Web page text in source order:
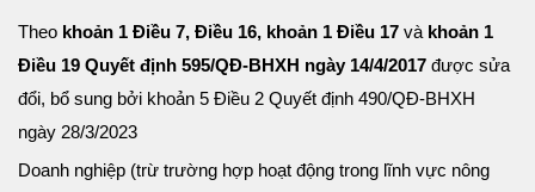
Theo khoản 1 Điều 7, Điều 16, khoản 1 Điều 17 và khoản 1
Điều 19 Quyết định 595/QĐ-BHXH ngày 14/4/2017 được sửa
đổi, bổ sung bởi khoản 5 Điều 2 Quyết định 490/QĐ-BHXH
ngày 28/3/2023
Doanh nghiệp (trừ trường hợp hoạt động trong lĩnh vực nông